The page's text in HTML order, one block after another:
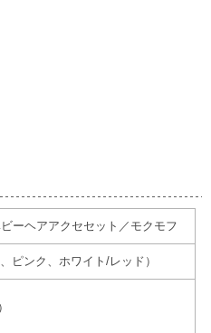
ビーヘアアクセセット／モクモフ
ピンク、ホワイト/レッド）